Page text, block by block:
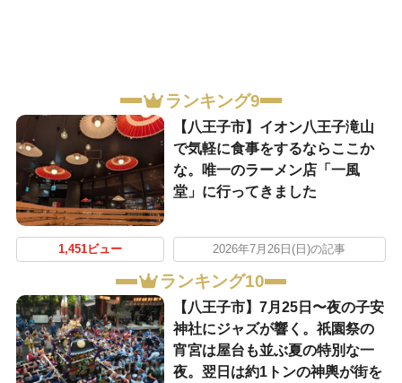
ランキング9
【八王子市】イオン八王子滝山
で気軽に食事をするならここか
な。唯一のラーメン店「一風
堂」に行ってきました
1,451ビュー 2026年7月26日(日)の記事
ランキング10
【八王子市】7月25日〜夜の子安
神社にジャズが響く。祇園祭の
宵宮は屋台も並ぶ夏の特別な一
夜。翌日は約1トンの神輿が街を